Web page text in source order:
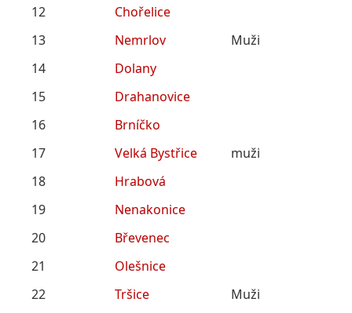
12
Chořelice
13
Nemrlov
Muži
14
Dolany
15
Drahanovice
16
Brníčko
17
Velká Bystřice
muži
18
Hrabová
19
Nenakonice
20
Břevenec
21
Olešnice
22
Tršice
Muži